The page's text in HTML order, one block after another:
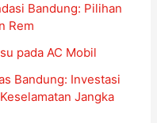
Bandung: Pilihan
Rem
pada AC Mobil
Bandung: Investasi
Jangka